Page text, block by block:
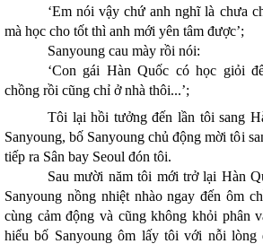
‘Em nói vậy chứ anh nghĩ là chưa
mà học cho tốt thì anh mới yên tâm được’;
Sanyoung cau mày rồi nói:
‘Con gái Hàn Quốc có học giỏi
chồng rồi cũng chỉ ở nhà thôi...’;
Tôi lại hồi tưởng đến lần tôi sang
Sanyoung, bố Sanyoung chủ động mời tôi
tiếp ra Sân bay Seoul đón tôi.
Sau mười năm tôi mới trở lại Hàn
Sanyoung nồng nhiệt nhào ngay đến ôm
cùng cảm động và cũng không khỏi phân
hiểu bố Sanyoung ôm lấy tôi với nỗi lòng